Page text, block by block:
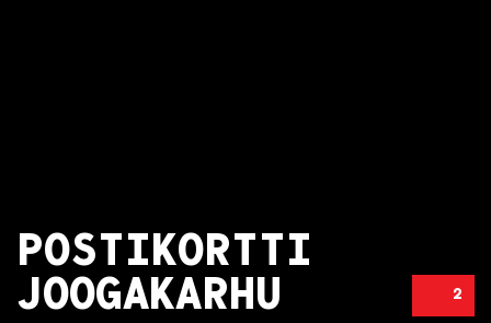
POSTIKORTTI
JOOGAKARHU
2
POSTIKORTTI JOOGAKARHU